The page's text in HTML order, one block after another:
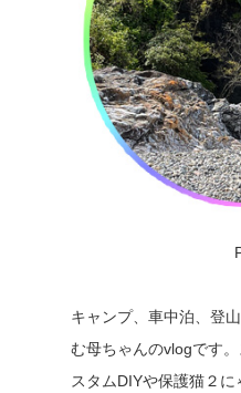
キャンプ、車中泊、登
む母ちゃんのvlogです
スタムDIYや保護猫２